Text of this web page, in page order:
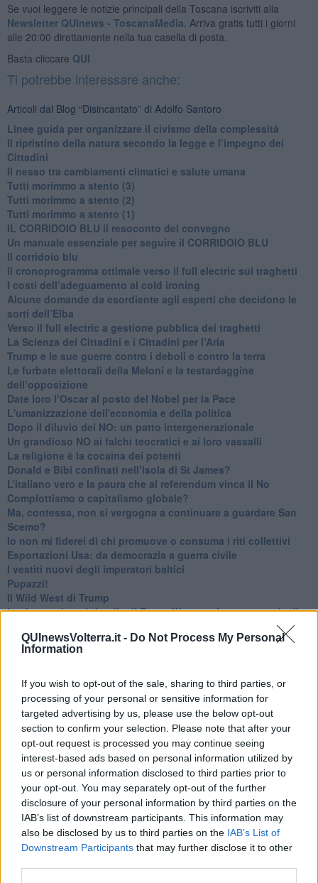
QUInewsVolterra.it - Do Not Process My Personal
Information
If you wish to opt-out of the sale, sharing to third parties, or
processing of your personal or sensitive information for
targeted advertising by us, please use the below opt-out
section to confirm your selection. Please note that after your
opt-out request is processed you may continue seeing
interest-based ads based on personal information utilized by
us or personal information disclosed to third parties prior to
your opt-out. You may separately opt-out of the further
disclosure of your personal information by third parties on the
IAB’s list of downstream participants. This information may
also be disclosed by us to third parties on the IAB’s List of
Downstream Participants that may further disclose it to other
Se vuoi leggere le notizie principali della Toscana iscriviti alla
Newsletter QUInews - ToscanaMedia. Arriva gratis tutti i giorni
alle 20:00 direttamente nella tua casella di posta.
Basta cliccare QUI
Ti potrebbe interessare anche:
Articoli dal Blog “Disincantato” di Adolfo Santoro
​Linee guida per organizzare il civismo della complessità
​Il ripristino della natura secondo la legge e l’impegno dei
Cittadini
Il nesso tra cambiamenti climatici e salute umana
Tutti morimmo a stento (3)
Tutti morimmo a stento (2)
​Tutti morimmo a stento (1)
IL CORRIDOIO BLU il resoconto del convegno
Un manuale essenziale per seguire il CORRIDOIO BLU
Il corridoio blu
​Il cronoprogramma ottimale verso il full electric sui traghetti
​I costi dell’adeguamento al cold ironing
Alcune domande da esordiente agli esperti che decidono le
sorti dell’Elba
Verso il full electric a gestione pubblica dei traghetti​
​La Scienza dei Cittadini e i Cittadini per l’Aria
Trump e le sue guerre contro i deboli e contro la terra
​Le furbate elettorali della Meloni e la testardaggine
dell’opposizione
​Date loro l’Oscar al posto del Nobel per la Pace
L'umanizzazione dell'economia e della politica
​Dopo il diluvio dei NO: un patto intergenerazionale
​Un grandioso NO ai falchi teocratici e ai loro vassalli
La religione è la cocaina dei potenti
Donald e Bibi confinati nell’isola di St James?
L’italiano vero e la paura che al referendum vinca il No
​Complottismo o capitalismo globale?
​Ma, contessa, non si vergogna a continuare a guardare San
Scemo?
​Io non mi fiderei di chi promuove o consuma i riti collettivi
Esportazioni Usa: da democrazia a guerra civile
​I vestiti nuovi degli imperatori baltici
​Pupazzi!
​Il Wild West di Trump
​La depressione infantile di Roger Waters e la propaganda di
​La disinformazione climatica veicolata dai media
Senza una Retta Visione l’Uomo è un automa
​La cleptocrazia e lo studio sociologico della propaganda di
guerra
​Uccidere per gioco: il cacciatore e chi vuole armarsi
​La Cop 30 di Belem giorno per giorno
La Cop 30, i crimini e i misfatti verso la vita sulla terra
Arrostire il pianeta: le grandi emissioni della carne e dei
​Cop 30, uragani e riconversione delle spese militari
La responsabilità storica della morte sulla terra
PTSD e suicidi svelano l’intento suicidario della guerra e
dell’ignoranza
Il Wenzi e la decadenza verso la guerra e la morte
​Il tecno-fascismo e i suoi nemici delusi
​I comici e il vittimismo paranoideo al potere